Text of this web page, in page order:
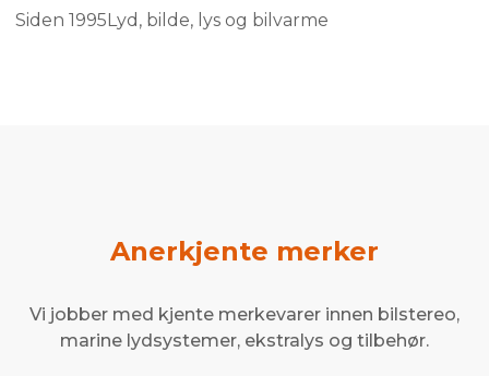
Siden 1995Lyd, bilde, lys og bilvarme
Anerkjente merker
Vi jobber med kjente merkevarer innen bilstereo,
marine lydsystemer, ekstralys og tilbehør.